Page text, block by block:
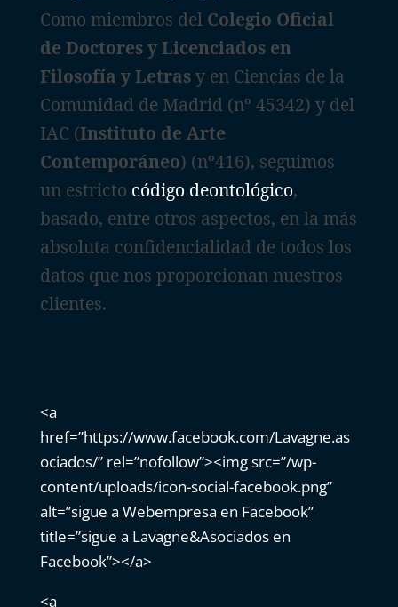
Como miembros delColegio Oficial
de Doctores y Licenciados en
Filosofía y Letrasy en Ciencias de la
Comunidad de Madrid (nº 45342) y del
IAC (Instituto de Arte
Contemporáneo) (nº416), seguimos
un estricto código deontológico,
basado, entre otros aspectos, en la más
absoluta confidencialidad de todos los
datos que nos proporcionan nuestros
clientes.
<a
href=”https://www.facebook.com/Lavagne.as
ociados/” rel=”nofollow”><img src=”/wp-
content/uploads/icon-social-facebook.png”
alt=”sigue a Webempresa en Facebook”
title=”sigue a Lavagne&Asociados en
Facebook”></a>
<a